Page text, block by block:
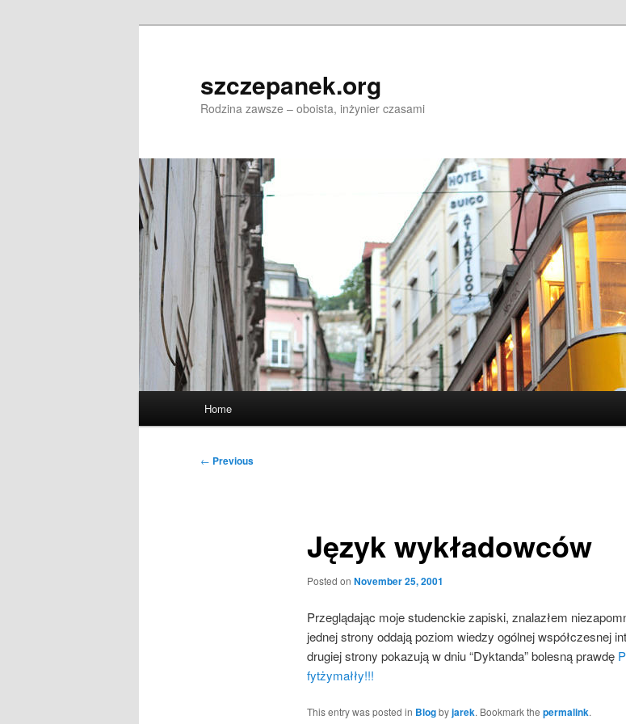
szczepanek.org
Rodzina zawsze – oboista, inżynier czasami
Home
Post
← Previous
Język wykładowców
Posted on November 25, 2001
Przeglądając moje studenckie zapiski, znalazłem
jednej strony oddają poziom wiedzy ogólnej współczesnej
drugiej strony pokazują w dniu “Dyktanda” bolesną prawdę
fytżymałły!!!
This entry was posted in Blogbyjarek. Bookmark the permalink.